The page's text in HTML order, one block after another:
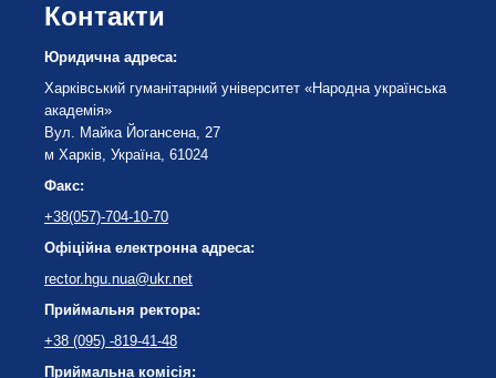
Контакти
Юридична адреса:
Харківський гуманітарний університет «Народна українська
академія»
Вул. Майка Йогансена, 27
м Харків, Україна, 61024
Факс:
+38(057)-704-10-70
Офіційна електронна адреса:
rector.hgu.nua@ukr.net
Приймальня ректора:
+38 (095) -819-41-48
Приймальна комісія: